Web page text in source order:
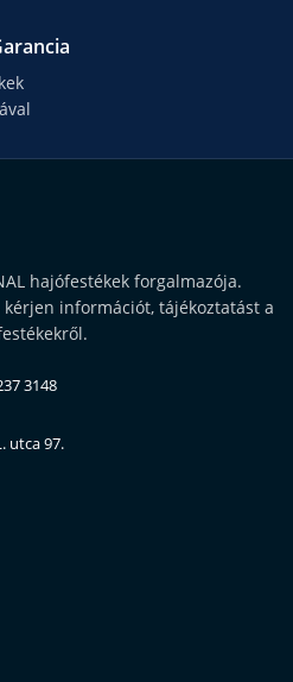
hajófestékek forgalmazója.
információt, tájékoztatást a
3148
utca 97.